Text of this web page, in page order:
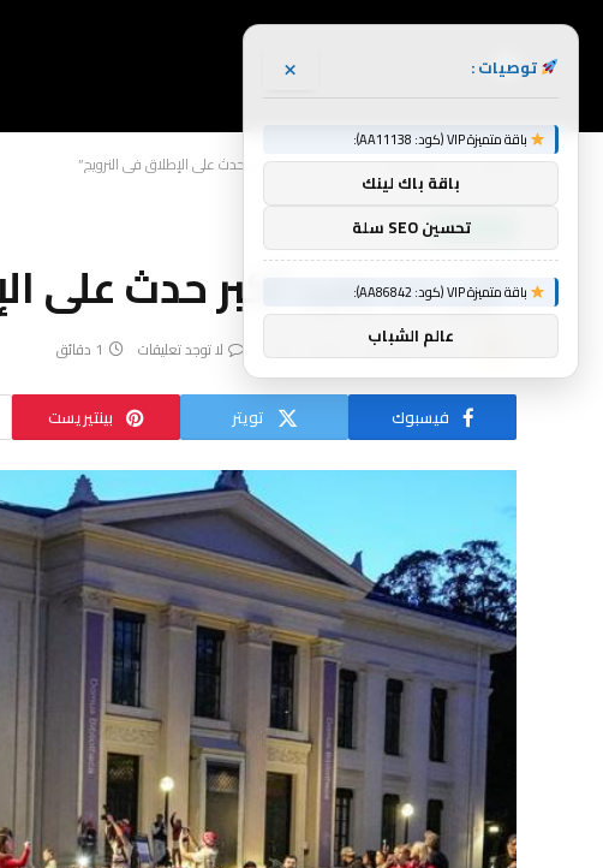
الرئيسية » أخبار الرياضة » “إلى حد بعيد أكبر حدث على الإطلاق في النرويج”
أخبار الرياضة
“إلى حد بعيد أكبر حدث على
بواسطة yynnbb لا توجد تعليقات 1 دقائق
فيسبوك تويتر بينتيريست
توصيات : ×
باقة متميزة VIP (كود: AA11138):
باقة باك لينك
تحسين SEO سلة
باقة متميزة VIP (كود: AA86842):
عالم الشباب